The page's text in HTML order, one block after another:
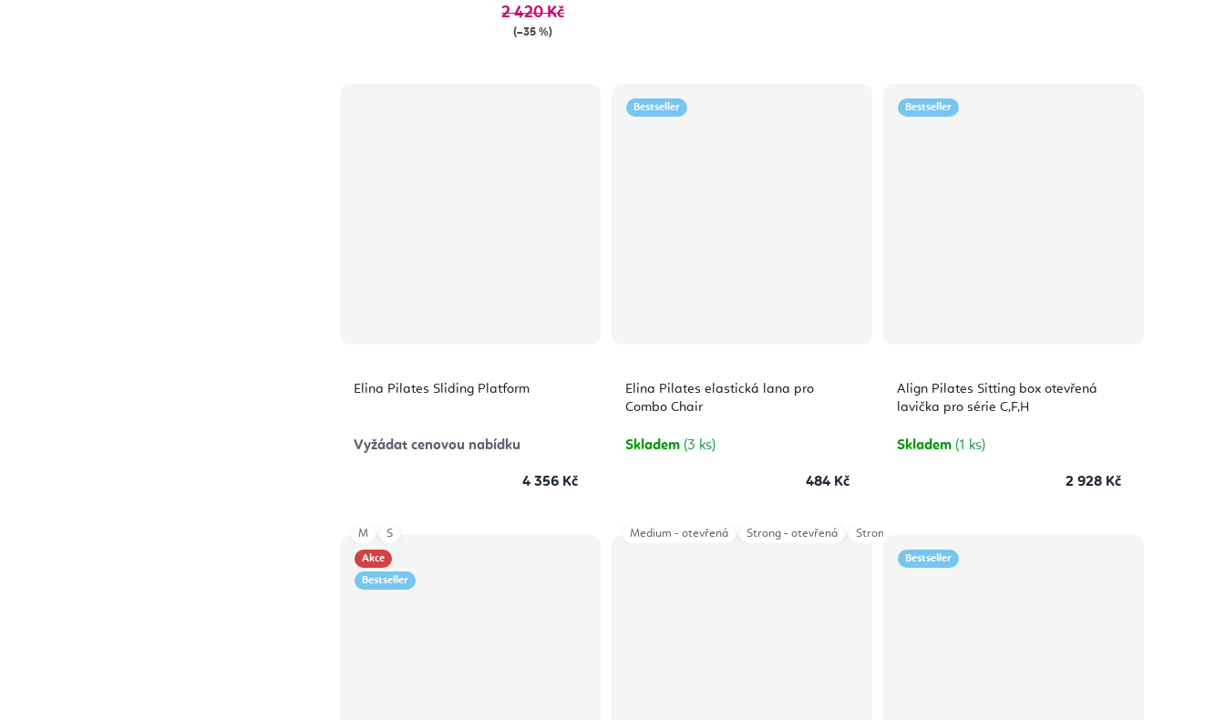
2 420 Kč
(–35 %)
Elina Pilates Sliding Platform
Vyžádat cenovou nabídku
4 356 Kč
Bestseller
Elina Pilates elastická lana pro
Combo Chair
Skladem (3 ks)
484 Kč
Bestseller
Align Pilates Sitting box otevřená
lavička pro série C,F,H
Skladem (1 ks)
2 928 Kč
Akce
Bestseller
M S Medium - otevřená Strong - otevřená Strong - zavřená
Bestseller